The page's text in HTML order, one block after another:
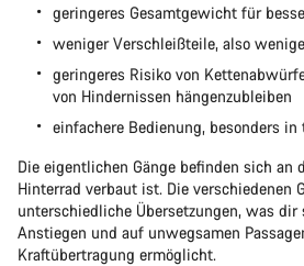
geringeres Gesamtgewicht für
weniger Verschleißteile, also
geringeres Risiko von
von Hindernissen hängenzubleiben
einfachere Bedienung, besonders in
Die eigentlichen Gänge befinden sich an
Hinterrad verbaut ist. Die verschiedenen
unterschiedliche Übersetzungen, was
Anstiegen und auf unwegsamen
Kraftübertragung ermöglicht.